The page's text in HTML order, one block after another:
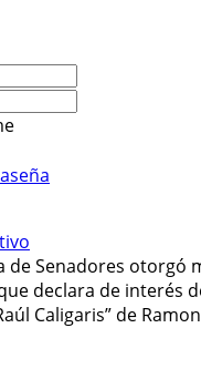
de Senadores otorgó
declara de interés
Caligaris” de